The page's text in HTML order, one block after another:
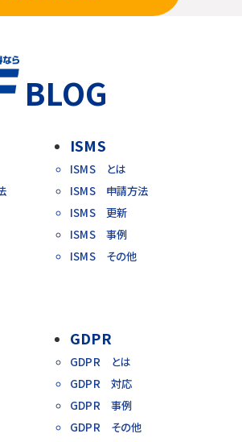
BLOG
ISMS
ISMS とは
ISMS 申請方法
ISMS 更新
ISMS 事例
ISMS その他
GDPR
GDPR とは
GDPR 対応
GDPR 事例
GDPR その他